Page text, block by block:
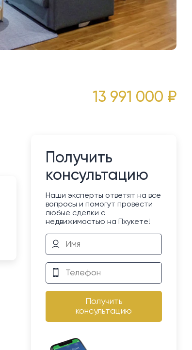
13 991 000 ₽
Получить
консультацию
Наши эксперты ответят на все
вопросы и помогут провести
любые сделки с
недвижимостью на Пхукете!
Получить
консультацию